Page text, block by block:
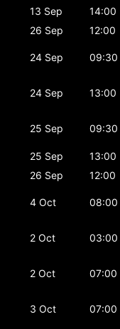
13 Sep
14:00
26 Sep
12:00
24 Sep 09:30
24 Sep 13:00
25 Sep 09:30
25 Sep
13:00
26 Sep
12:00
4 Oct 08:00
2 Oct 03:00
2 Oct 07:00
3 Oct 07:00